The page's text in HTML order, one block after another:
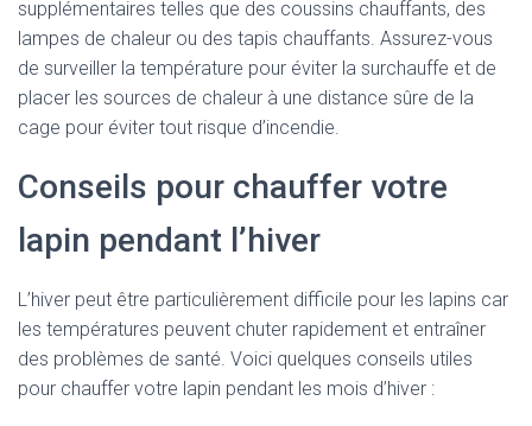
supplémentaires telles que des coussins chauffants, des
lampes de chaleur ou des tapis chauffants. Assurez-vous
de surveiller la température pour éviter la surchauffe et de
placer les sources de chaleur à une distance sûre de la
cage pour éviter tout risque d’incendie.
Conseils pour chauffer votre
lapin pendant l’hiver
L’hiver peut être particulièrement difficile pour les lapins car
les températures peuvent chuter rapidement et entraîner
des problèmes de santé. Voici quelques conseils utiles
pour chauffer votre lapin pendant les mois d’hiver :